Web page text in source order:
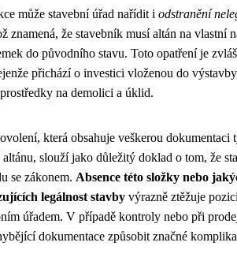
může stavební úřad nařídit i odstranění
znamená, že stavebník musí altán na vlastní
do původního stavu. Toto opatření je
přichází o investici vloženou do
na demolici a úklid.
která obsahuje veškerou dokumentaci
slouží jako důležitý doklad o tom, že
se zákonem. Absence této složky nebo
legálnost stavby výrazně ztěžuje
úřadem. V případě kontroly nebo při
dokumentace způsobit značné